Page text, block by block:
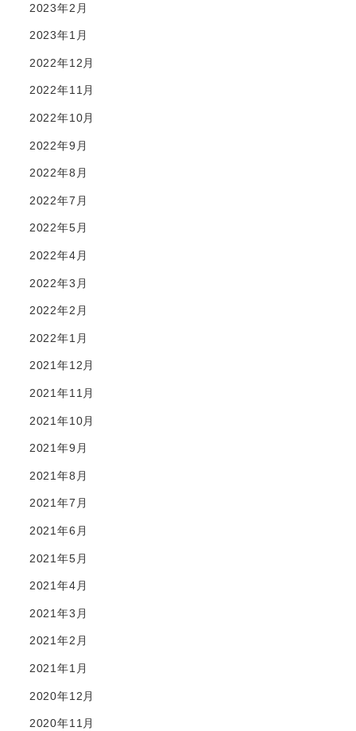
2023年2月
2023年1月
2022年12月
2022年11月
2022年10月
2022年9月
2022年8月
2022年7月
2022年5月
2022年4月
2022年3月
2022年2月
2022年1月
2021年12月
2021年11月
2021年10月
2021年9月
2021年8月
2021年7月
2021年6月
2021年5月
2021年4月
2021年3月
2021年2月
2021年1月
2020年12月
2020年11月